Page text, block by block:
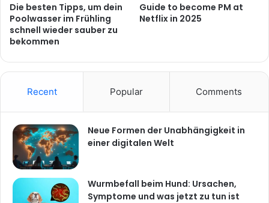
Die besten Tipps, um dein
Poolwasser im Frühling
schnell wieder sauber zu
bekommen
Guide to become PM at
Netflix in 2025
Recent Popular Comments
Neue Formen der Unabhängigkeit in
einer digitalen Welt
Wurmbefall beim Hund: Ursachen,
Symptome und was jetzt zu tun ist